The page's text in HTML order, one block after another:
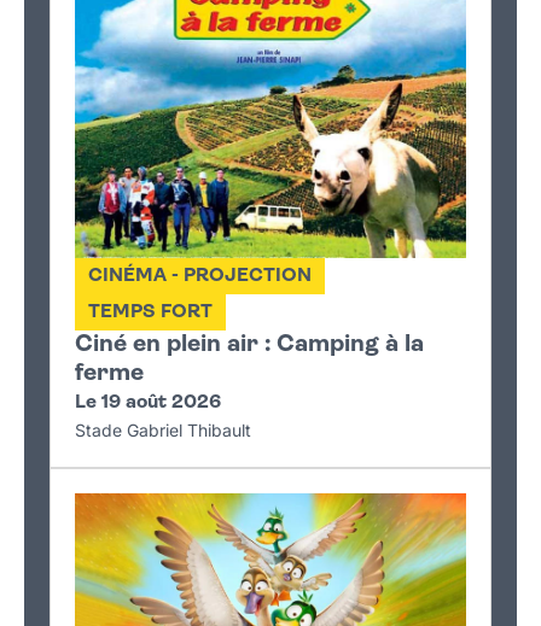
Ciné en plein air : Camping à la
ferme
CINÉMA - PROJECTION
TEMPS FORT
Le 19 août 2026
Stade Gabriel Thibault